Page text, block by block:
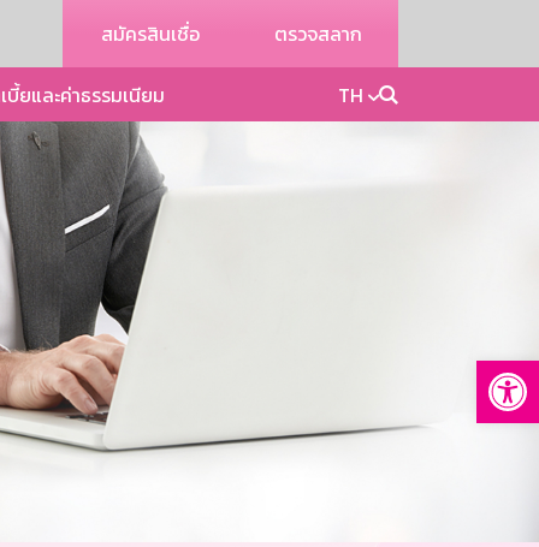
สมัครสินเชื่อ ตรวจสลาก
บี้ยและค่าธรรมเนียม TH